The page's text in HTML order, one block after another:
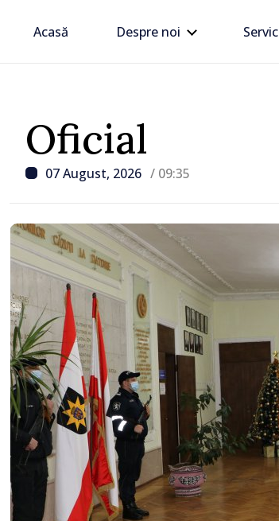
Acasă Despre noi
Oficial
07 August, 2026 / 09:35
/
Flux sporit
Aeroportul
de pasageri
perioada de